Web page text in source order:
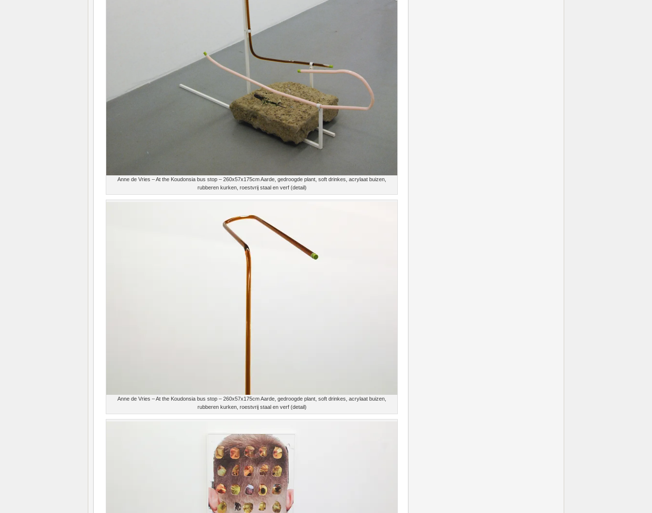
Anne de Vries – At the Koudonsia bus stop – 260x57x175cm Aarde, gedroogde plant, soft drinkes, acrylaat buizen,
rubberen kurken, roestvrij staal en verf (detail)
Anne de Vries – At the Koudonsia bus stop – 260x57x175cm Aarde, gedroogde plant, soft drinkes, acrylaat buizen,
rubberen kurken, roestvrij staal en verf (detail)